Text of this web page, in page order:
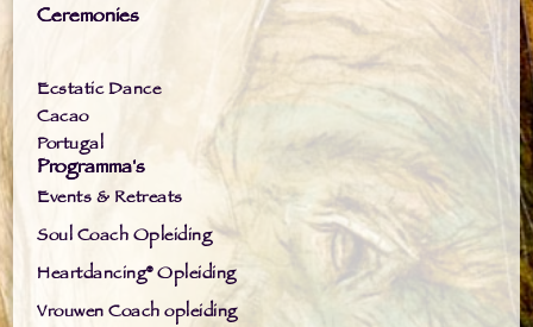
Ceremonies
Ecstatic Dance
Cacao
Portugal
Programma's
Events & Retreats
Soul Coach Opleiding
Heartdancing® Opleiding
Vrouwen Coach opleiding